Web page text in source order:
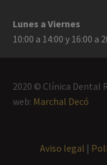
Lunes a Viernes
10:00 a 14:00 y 16:00 a
2020 © Clínica Dental
web: Marchal Decó
Aviso legal |